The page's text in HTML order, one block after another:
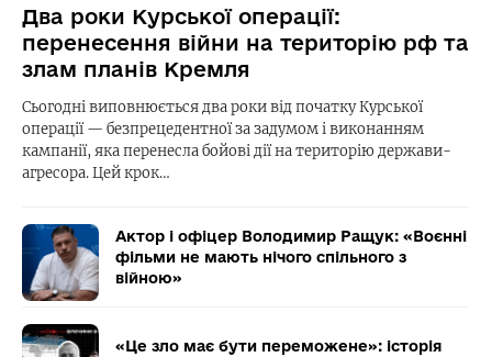
Два роки Курської операції:
перенесення війни на територію рф та
злам планів Кремля
Сьогодні виповнюється два роки від початку Курської
операції — безпрецедентної за задумом і виконанням
кампанії, яка перенесла бойові дії на територію держави-
агресора. Цей крок…
Актор і офіцер Володимир Ращук: «Воєнні
фільми не мають нічого спільного з
війною»
«Це зло має бути переможене»: історія